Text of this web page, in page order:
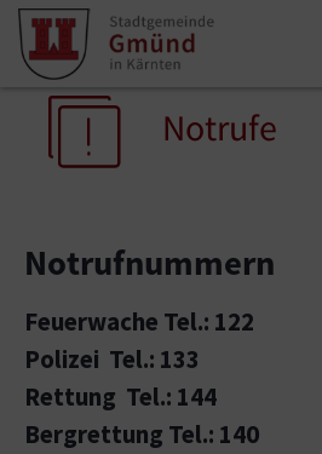
Zum Inhalt springen
Zum Seitenende springen
Sie sind hier: Notrufe
Notrufnummern
Feuerwache Tel.: 122
Polizei Tel.: 133
Rettung Tel.: 144
Bergrettung Tel.: 140